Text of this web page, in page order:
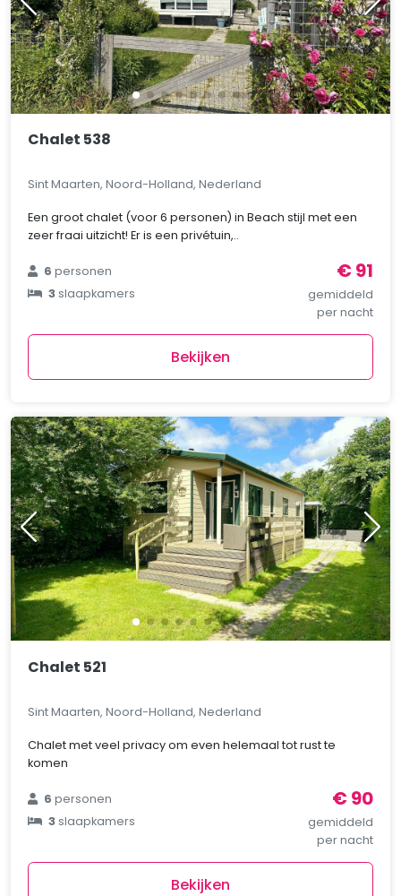
Chalet 538
Sint Maarten, Noord-Holland, Nederland
Een groot chalet (voor 6 personen) in Beach stijl met een
zeer fraai uitzicht! Er is een privétuin,..
6personen
3slaapkamers
€ 91
gemiddeld
per nacht
Bekijken
Chalet 521
Sint Maarten, Noord-Holland, Nederland
Chalet met veel privacy om even helemaal tot rust te
komen
6personen
3slaapkamers
€ 90
gemiddeld
per nacht
Bekijken